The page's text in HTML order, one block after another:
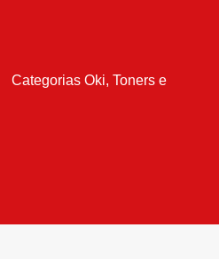
Categorias Oki, Toners e